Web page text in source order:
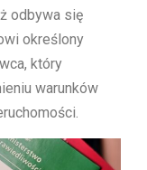
odbywa się
określony
który
warunków